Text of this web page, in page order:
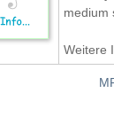
medium
Weitere